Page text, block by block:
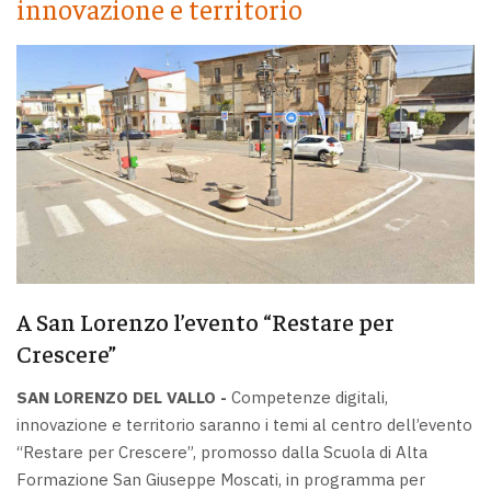
innovazione e territorio
A San Lorenzo l’evento “Restare per
Crescere”
SAN LORENZO DEL VALLO - Competenze digitali,
innovazione e territorio saranno i temi al centro dell’evento
“Restare per Crescere”, promosso dalla Scuola di Alta
Formazione San Giuseppe Moscati, in programma per